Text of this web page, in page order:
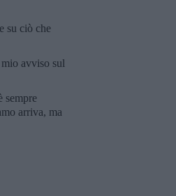
su ciò che
avviso sul
sempre
arriva, ma